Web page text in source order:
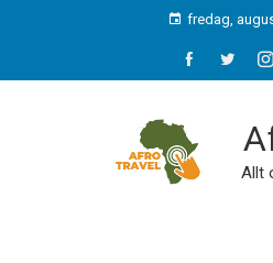
fredag,
Allt